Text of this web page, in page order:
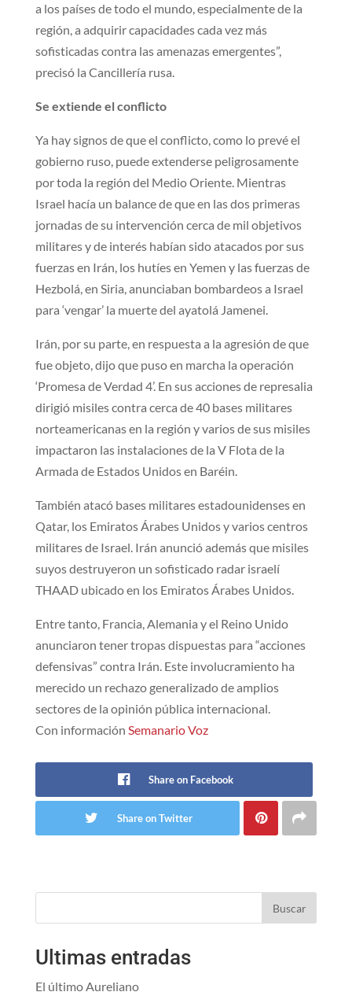
a los países de todo el mundo, especialmente de la
región, a adquirir capacidades cada vez más
sofisticadas contra las amenazas emergentes”,
precisó la Cancillería rusa.
Se extiende el conflicto
Ya hay signos de que el conflicto, como lo prevé el
gobierno ruso, puede extenderse peligrosamente
por toda la región del Medio Oriente. Mientras
Israel hacía un balance de que en las dos primeras
jornadas de su intervención cerca de mil objetivos
militares y de interés habían sido atacados por sus
fuerzas en Irán, los hutíes en Yemen y las fuerzas de
Hezbolá, en Siria, anunciaban bombardeos a Israel
para ‘vengar’ la muerte del ayatolá Jamenei.
Irán, por su parte, en respuesta a la agresión de que
fue objeto, dijo que puso en marcha la operación
‘Promesa de Verdad 4’. En sus acciones de represalia
dirigió misiles contra cerca de 40 bases militares
norteamericanas en la región y varios de sus misiles
impactaron las instalaciones de la V Flota de la
Armada de Estados Unidos en Baréin.
También atacó bases militares estadounidenses en
Qatar, los Emiratos Árabes Unidos y varios centros
militares de Israel. Irán anunció además que misiles
suyos destruyeron un sofisticado radar israelí
THAAD ubicado en los Emiratos Árabes Unidos.
Entre tanto, Francia, Alemania y el Reino Unido
anunciaron tener tropas dispuestas para “acciones
defensivas” contra Irán. Este involucramiento ha
merecido un rechazo generalizado de amplios
sectores de la opinión pública internacional.
Con información Semanario Voz
Share on Facebook
Share on Twitter
Buscar
Ultimas entradas
El último Aureliano